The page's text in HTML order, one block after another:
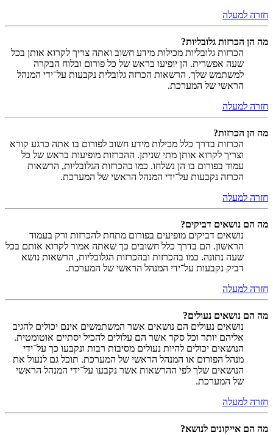
חזרה למעלה
מה הן הכרזות גלובליות?
הכרזות גלובליות מכילות מידע חשוב ואתה צריך לקרוא אותן בכל
שעה אפשרית. הן יופיעו בראש של כל פורום ובלוח הבקרה
למשתמש שלך. הרשאות הכרזה גלובלית נקבעות על־ידי המנהל
הראשי של המערכת.
חזרה למעלה
מה הן הכרזות?
הכרזות בדרך כלל מכילות מידע חשוב לפורום בו אתה כרגע קורא
וצריך לקרוא אותן מתי שניתן. ההכרזות מופיעות בראש של כל
עמוד בפורום בו הן נשלחו. כמו בהכרזות הגלובליות, הרשאות
הכרזה נקבעות על־ידי המנהל הראשי של המערכת.
חזרה למעלה
מה הם נושאים דביקים?
נושאים דביקים מופיעים בפורום מתחת להכרזות ורק בעמוד
הראשון. הם בדרך כלל חשובים כך שאתה אמור לקרוא אותם בכל
שעה נתונה. כמו בהכרזות ובהכרזות הגלובליות, הרשאות נושא
דביק נקבעות על־ידי המנהל הראשי של המערכת.
חזרה למעלה
מה הם נושאים נעולים?
נושאים נעולים הם נושאים אשר המשתמשים אינם יכולים להגיב
אליהם יותר וכל סקר אשר הם עלולים להכיל יסתיים אוטומטית.
הנושאים יכולים להיות נעולים מסיבות רבות ונקבעו כך על־ידי
מנהל הפורום או המנהל הראשי של המערכת. תוכל גם לנעול את
הנושאים שלך לפי ההרשאות אשר נקבעו על־ידי המנהל הראשי
של המערכת.
חזרה למעלה
מה הם אייקונים לנושא?